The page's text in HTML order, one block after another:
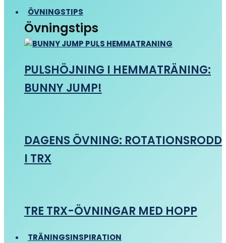
ÖVNINGSTIPS
Övningstips
PULSHÖJNING I HEMMATRÄNING:
BUNNY JUMP!
DAGENS ÖVNING: ROTATIONSRODD
I TRX
TRE TRX-ÖVNINGAR MED HOPP
TRÄNINGSINSPIRATION